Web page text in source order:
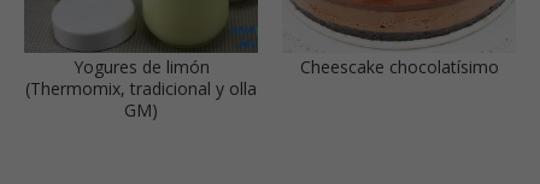
Yogures de limón
(Thermomix, tradicional y olla
GM)
Cheescake chocolatísimo